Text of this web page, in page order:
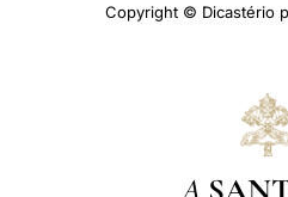
Copyright © Dicastério
A